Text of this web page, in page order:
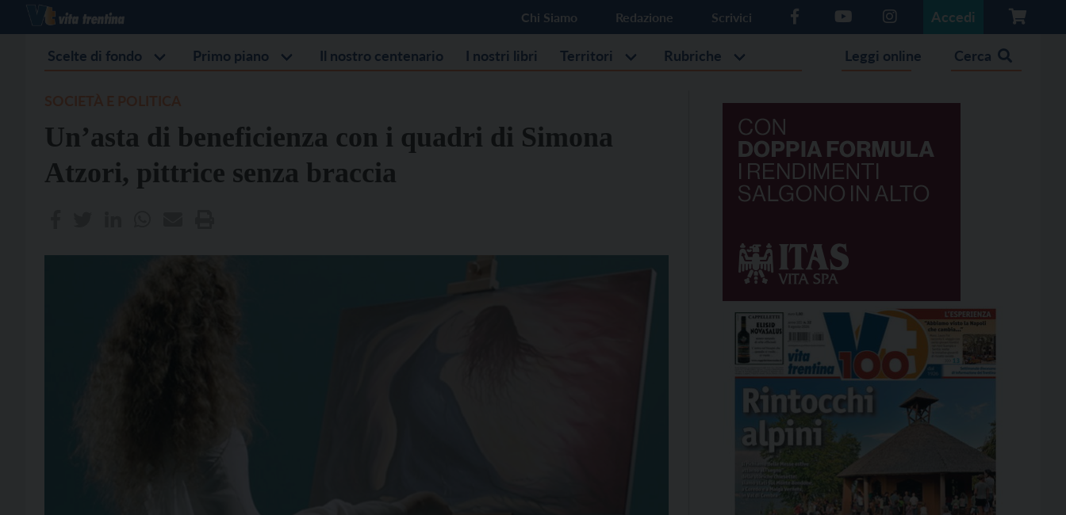
Chi Siamo Redazione Scrivici Accedi
Scelte di fondo Primo piano Il nostro centenario I nostri libri Territori Rubriche Leggi online Cerca
Un’asta di beneficienza con i quadri di Simona
Atzori, pittrice senza braccia